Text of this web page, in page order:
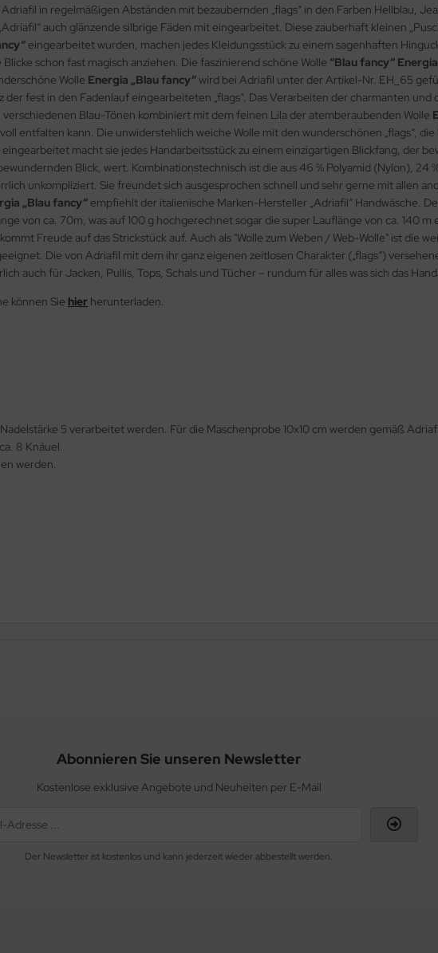
in regelmäßigen Abständen mit bezaubernden „flags“ in den Farben Hellblau,
auch glänzende silbrige Fäden mit eingearbeitet. Diese zauberhaft kleinen
eingearbeitet wurden, machen jedes Kleidungsstück zu einem sagenhaften
schon fast magisch anziehen. Die faszinierend schöne Wolle “Blau fancy“ Energia
Wolle Energia „Blau fancy“wird bei Adriafil unter der Artikel-Nr. EH_65
fest in den Fadenlauf eingearbeiteten „flags“. Das Verarbeiten der charmanten und
Blau-Tönen kombiniert mit dem feinen Lila der atemberaubenden Wolle
entfalten kann. Die unwiderstehlich weiche Wolle mit den wunderschönen „flags“, die
eingearbeitet macht sie jedes Handarbeitsstück zu einem einzigartigen Blickfang, der
Blick, wert. Kombinationstechnisch ist die aus 46 % Polyamid (Nylon), 24
unkompliziert. Sie freundet sich ausgesprochen schnell und sehr gerne mit allen
„Blau fancy“ empfiehlt der italienische Marken-Hersteller „Adriafil“ Handwäsche.
von ca. 70m, was auf 100 g hochgerechnet sogar die super Lauflänge von ca. 140
Freude auf das Strickstück auf. Auch als "Wolle zum Weben / Web-Wolle" ist die
Die von Adriafil mit dem ihr ganz eigenen zeitlosen Charakter („flags“)
auch für Jacken, Pullis, Tops, Schals und Tücher – rundum für alles was sich das
können Sie hier herunterladen.
5 verarbeitet werden. Für die Maschenprobe 10x10 cm werden gemäß
8 Knäuel.
werden.
Abonnieren Sie unseren Newsletter
Kostenlose exklusive Angebote und Neuheiten per E-Mail
Der Newsletter ist kostenlos und kann jederzeit wieder abbestellt werden.